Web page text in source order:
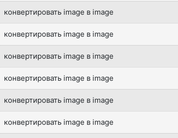
конвертировать image в image
конвертировать image в image
конвертировать image в image
конвертировать image в image
конвертировать image в image
конвертировать image в image